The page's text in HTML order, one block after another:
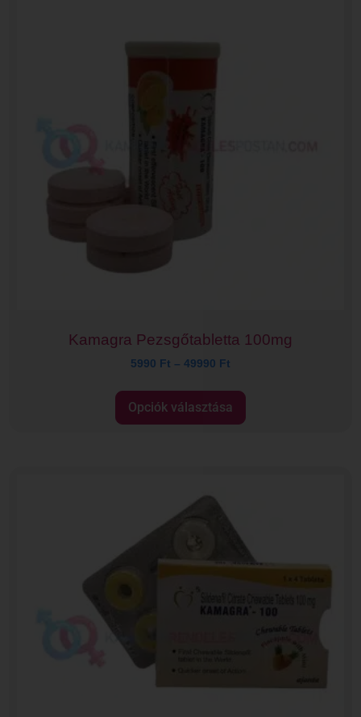
Kamagra Pezsgőtabletta 100mg
5990 Ft – 49990 Ft
Opciók választása